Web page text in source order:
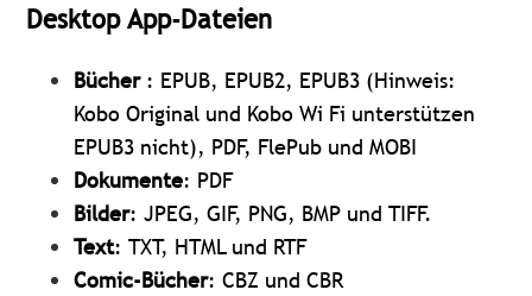
Desktop App-Dateien
Bücher: EPUB, EPUB2, EPUB3 (Hinweis:
Kobo Original und Kobo Wi Fi unterstützen
EPUB3 nicht), PDF, FlePub und MOBI
Dokumente: PDF
Bilder: JPEG, GIF, PNG, BMP und TIFF.
Text: TXT, HTML und RTF
Comic-Bücher: CBZ und CBR